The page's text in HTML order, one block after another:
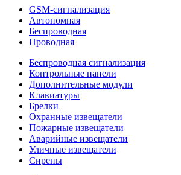
GSM-сигнализация
Автономная
Беспроводная
Проводная
Беспроводная сигнализация
Контрольные панели
Дополнительные модули
Клавиатуры
Брелки
Охранные извещатели
Пожарные извещатели
Аварийные извещатели
Уличные извещатели
Сирены